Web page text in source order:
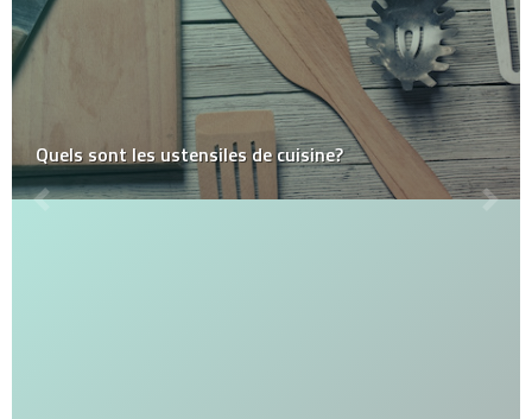
Quels sont les ustensiles de cuisine?